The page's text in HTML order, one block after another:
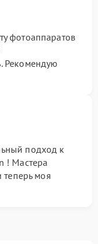
фотоаппаратов
Рекомендую
подход к
! Мастера
теперь моя